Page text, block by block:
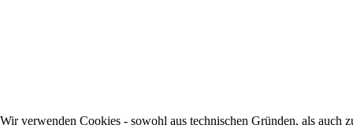
Wir verwenden Cookies - sowohl aus technischen Gründen, als auch